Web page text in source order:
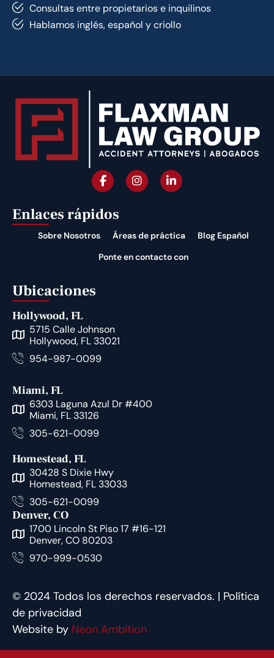
Consultas entre propietarios e inquilinos
Hablamos inglés, español y criollo
Enlaces rápidos
Sobre Nosotros Áreas de práctica
Blog Español
Ponte en contacto con
Ubicaciones
Hollywood, FL
5715 Calle Johnson
Hollywood, FL 33021
954-987-0099
Miami, FL
6303 Laguna Azul Dr #400
Miami, FL 33126
305-621-0099
Homestead, FL
30428 S Dixie Hwy
Homestead, FL 33033
305-621-0099
Denver, CO
1700 Lincoln St Piso 17 #16-121
Denver, CO 80203
970-999-0530
© 2024 Todos los derechos reservados. | Política
de privacidad
Website by Neon Ambition